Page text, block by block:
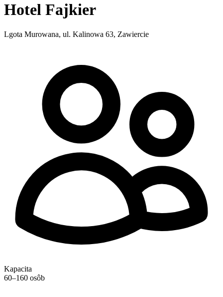
Hotel Fajkier
Lgota Murowana, ul. Kalinowa 63, Zawiercie
Kapacita
60–160 osôb